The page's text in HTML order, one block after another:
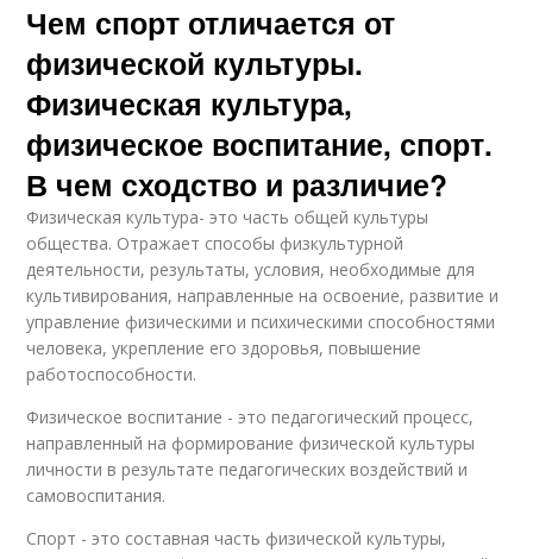
Чем спорт отличается от
физической культуры.
Физическая культура,
физическое воспитание, спорт.
В чем сходство и различие?
Физическая культура- это часть общей культуры
общества. Отражает способы физкультурной
деятельности, результаты, условия, необходимые для
культивирования, направленные на освоение, развитие и
управление физическими и психическими способностями
человека, укрепление его здоровья, повышение
работоспособности.
Физическое воспитание - это педагогический процесс,
направленный на формирование физической культуры
личности в результате педагогических воздействий и
самовоспитания.
Спорт - это составная часть физической культуры,